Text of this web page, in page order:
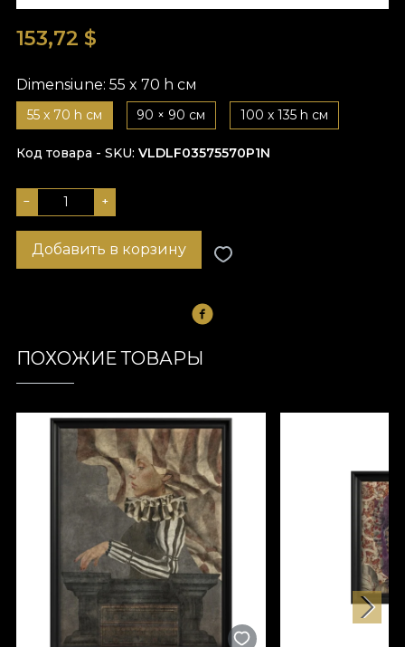
153,72 $
Dimensiune: 55 x 70 h см
55 x 70 h см 90 × 90 см 100 x 135 h см
Код товара - SKU VLDLF03575570P1N
− +
Добавить в корзину
ПОХОЖИЕ ТОВАРЫ